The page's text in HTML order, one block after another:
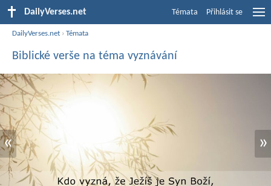
DailyVerses.net Témata Přihlásit se
DailyVerses.net ›Témata
Biblické verše na téma vyznávání
« »